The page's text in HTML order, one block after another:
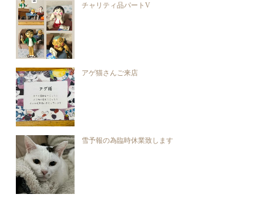
チャリティ品パートV
アゲ猫さんご来店
雪予報の為臨時休業致します